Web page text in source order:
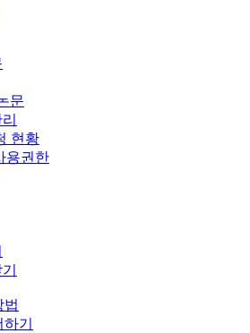
문
현황
용권한
법
기